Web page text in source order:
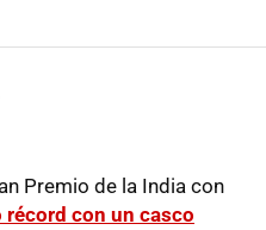
Premio de la India con
con un casco